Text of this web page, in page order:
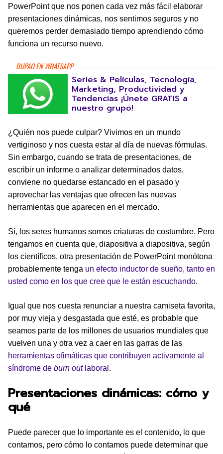
PowerPoint que nos ponen cada vez más fácil elaborar
presentaciones dinámicas, nos sentimos seguros y no
queremos perder demasiado tiempo aprendiendo cómo
funciona un recurso nuevo.
DUPAO EN WHATSAPP
Series & Películas, Tecnología,
Marketing, Productividad y
Tendencias ¡Únete GRATIS a
nuestro grupo!
¿Quién nos puede culpar? Vivimos en un mundo
vertiginoso y nos cuesta estar al día de nuevas fórmulas.
Sin embargo, cuando se trata de presentaciones, de
escribir un informe o analizar determinados datos,
conviene no quedarse estancado en el pasado y
aprovechar las ventajas que ofrecen las nuevas
herramientas que aparecen en el mercado.
Sí, los seres humanos somos criaturas de costumbre. Pero
tengamos en cuenta que, diapositiva a diapositiva, según
los científicos, otra presentación de PowerPoint monótona
probablemente tenga un efecto inductor de sueño, tanto en
usted como en los que cree que le están escuchando.
Igual que nos cuesta renunciar a nuestra camiseta favorita,
por muy vieja y desgastada que esté, es probable que
seamos parte de los millones de usuarios mundiales que
vuelven una y otra vez a caer en las garras de las
herramientas ofimáticas que contribuyen activamente al
síndrome de burn outlaboral .
Presentaciones dinámicas: cómo y
qué
Puede parecer que lo importante es el contenido, lo que
contamos, pero cómo lo contamos puede determinar que